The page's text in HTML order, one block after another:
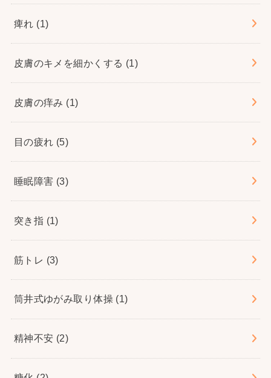
痺れ (1)
皮膚のキメを細かくする (1)
皮膚の痒み (1)
目の疲れ (5)
睡眠障害 (3)
突き指 (1)
筋トレ (3)
筒井式ゆがみ取り体操 (1)
精神不安 (2)